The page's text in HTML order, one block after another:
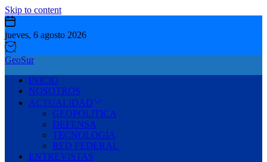
Skip to content
jueves, 6 agosto 2026
GeoSur
INICIO
NOSOTROS
ACTUALIDAD
GEOPOLITICA
DEFENSA
TECNOLOGÍA
RED FEDERAL
ENTREVISTAS